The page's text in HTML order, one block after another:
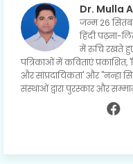
Dr. Mulla
जन्म 26
हिंदी पढ़ना-
में रुचि रखते
पत्रिकाओं में कविताएं प्रकाशित,
और सांप्रदायिकता' और "नन्हा
संस्थाओं द्वारा पुरस्कार और सम्मान